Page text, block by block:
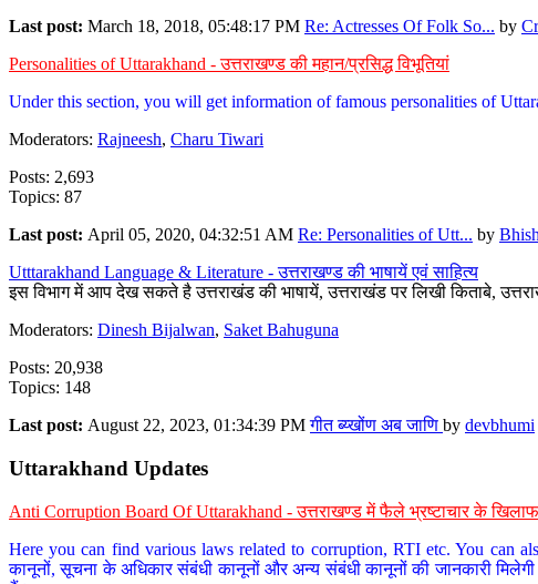
Last post: March 18, 2018, 05:48:17 PM Re: Actresses Of Folk So... by
Personalities of Uttarakhand - उत्तराखण्ड की महान/प्रसिद्ध विभूतियां
Under this section, you will get information of famous personalities of
Moderators: Rajneesh, Charu Tiwari
Posts: 2,693
Topics: 87
Last post: April 05, 2020, 04:32:51 AM Re: Personalities of Utt... by
Utttarakhand Language & Literature - उत्तराखण्ड की भाषायें एवं साहित्य
इस विभाग में आप देख सकते है उत्तराखंड की भाषायें, उत्तराखंड पर लिखी किताबे,
Moderators: Dinesh Bijalwan, Saket Bahuguna
Posts: 20,938
Topics: 148
Last post: August 22, 2023, 01:34:39 PMगीत ब्य्खोंण अब जाणि by devbhumi
Uttarakhand Updates
Anti Corruption Board Of Uttarakhand - उत्तराखण्ड में फैले भ्रष्टाचार के
Here you can find various laws related to corruption, RTI etc. You can
कानूनों, सूचना के अधिकार संबंधी कानूनों और अन्य संबंधी कानूनों की जानकारी